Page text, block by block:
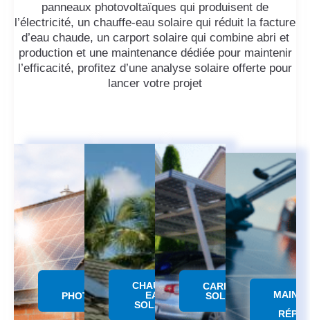
panneaux photovoltaïques qui produisent de
l’électricité, un chauffe-eau solaire qui réduit la facture
d’eau chaude, un carport solaire qui combine abri et
production et une maintenance dédiée pour maintenir
l’efficacité, profitez d’une analyse solaire offerte pour
lancer votre projet
PANNEAU
PHOTOVOLTAÏQUE
CHAUFFE
EAU
SOLAIRE
CARPORT
SOLAIRE